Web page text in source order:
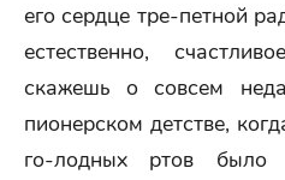
его сердце тре-петной
естественно,
скажешь о совсем
пионерском детстве,
го-лодных ртов